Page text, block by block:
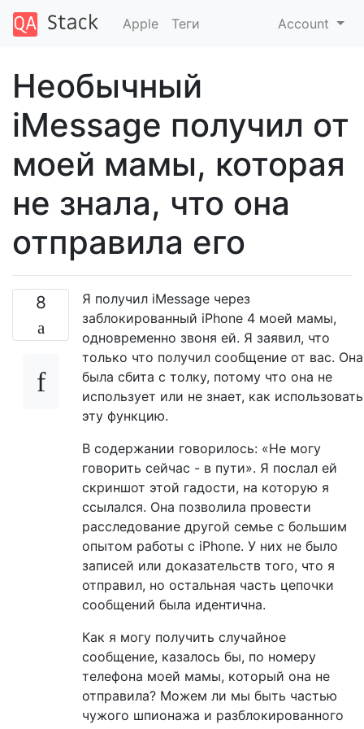
Apple Теги Account
Необычный
iMessage получил от
моей мамы, которая
не знала, что она
отправила его
8
Я получил iMessage через
заблокированный iPhone 4 моей мамы,
одновременно звоня ей. Я заявил, что
только что получил сообщение от вас. Она
была сбита с толку, потому что она не
использует или не знает, как использовать
эту функцию.
В содержании говорилось: «Не могу
говорить сейчас - в пути». Я послал ей
скриншот этой гадости, на которую я
ссылался. Она позволила провести
расследование другой семье с большим
опытом работы с iPhone. У них не было
записей или доказательств того, что я
отправил, но остальная часть цепочки
сообщений была идентична.
Как я могу получить случайное
сообщение, казалось бы, по номеру
телефона моей мамы, который она не
отправила? Можем ли мы быть частью
чужого шпионажа и разблокированного